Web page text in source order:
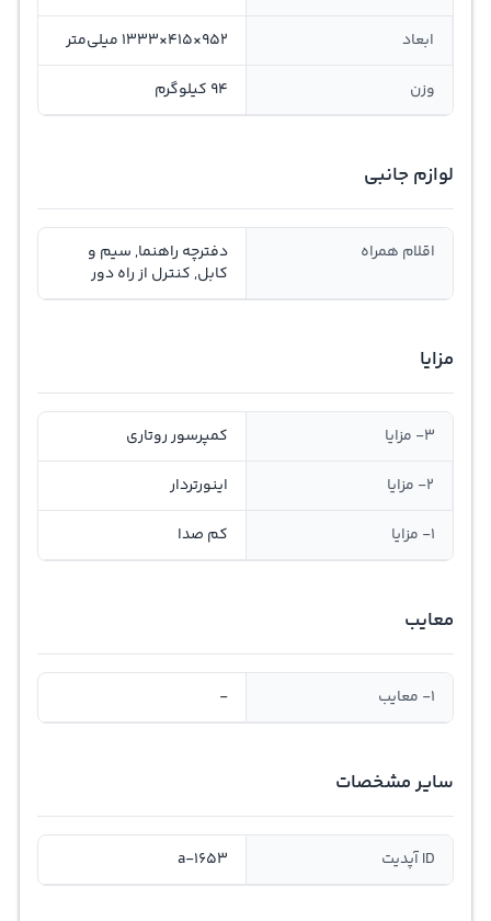
ابعاد 952×415×1333 میلی‌متر
وزن 94 کیلوگرم
لوازم جانبی
اقلام همراه
دفترچه راهنما, سیم و
کابل, کنترل از راه دور
مزایا
3- مزایا کمپرسور روتاری
2- مزایا اینورتردار
1- مزایا کم صدا
معایب
1- معایب -
سایر مشخصات
ID آپدیت a-1653